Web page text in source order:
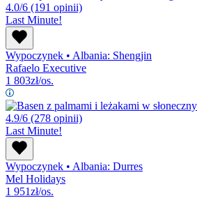
4.0/6 (191 opinii)
Last Minute!
Wypoczynek • Albania: Shengjin
Rafaelo Executive
1 803zł/os.
4.9/6 (278 opinii)
Last Minute!
Wypoczynek • Albania: Durres
Mel Holidays
1 951zł/os.